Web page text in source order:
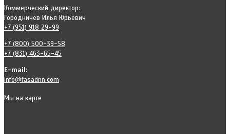
Коммерческий директор:
Городничев Илья Юрьевич
+7 (951) 918 29-99
+7 (800) 500-39-58
+7 (831) 463-65-45
E-mail:
info@fasadnn.com
Мы на карте